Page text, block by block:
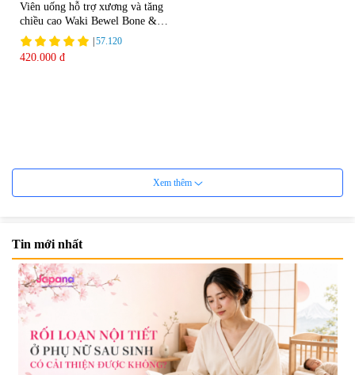
Viên uống hỗ trợ xương và tăng
chiều cao Waki Bewel Bone &
Calcium
57.120
420.000 đ
Xem thêm
Tin mới nhất